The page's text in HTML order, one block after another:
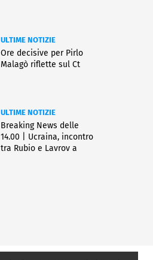
ULTIME NOTIZIE
Ore decisive per Pirlo
Malagò riflette sul Ct
ULTIME NOTIZIE
Breaking News delle
14.00 | Ucraina, incontro
tra Rubio e Lavrov a